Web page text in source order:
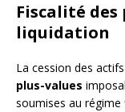
Fiscalité des
liquidation
La cession des
plus-values
soumises au